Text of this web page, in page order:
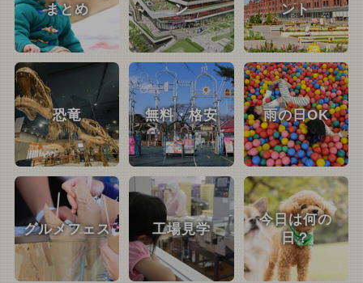
まとめ
ン
ント
恐竜 無料・格安 雨の日OK
グルメフェス 工場見学
今日は何の
日？